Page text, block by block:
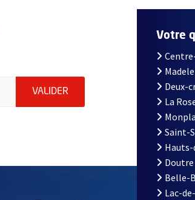
indiquez votre email (champ
VALIDER ENVOYER MA DEMANDE
Votre
Deux-
La
Saint-
Belle-
Lac-